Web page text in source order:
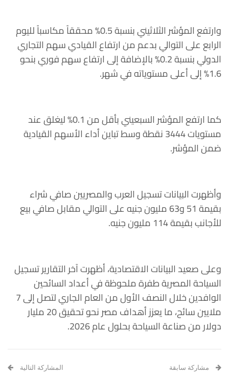
وارتفع المؤشر الثلاثيني بنسبة 0.5% محققاً مكاسباً لليوم
الرابع على التوالي بدعم من ارتفاع القيادي سهم التجاري
الدولي بنسبة 0.2% بالإضافة إلى ارتفاع سهم فوري بنحو
1.6% إلى أعلى مستوياته في شهر.
كما ارتفع المؤشر السبعيني بأقل من 0.1% ليغلق عند
مستويات 3444 نقطة وسط تباين أداء الأسهم القيادية
ضمن المؤشر.
وأظهرت البيانات تسجيل العرب والمصريين صافي شراء
بقيمة 51 و63 مليون جنيه على التوالي مقابل صافي بيع
للأجانب بقيمة 114 مليون جنيه.
وعلى صعيد البيانات الاقتصادية، أظهرت آخر التقارير تسجيل
السياحة المصرية طفرة ملحوظة في أعداد السائحين
الوافدين خلال النصف الأول من العام الجاري لتصل إلى 7
ملايين سائح، ما يعزز أهداف مصر نحو تحقيق 20 مليار
دولار من صناعة السياحة بحلول عام 2026.
مشاركة سابقة المشاركة التالية